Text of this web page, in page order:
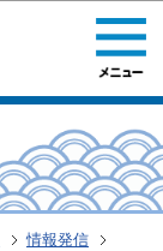
情報発信